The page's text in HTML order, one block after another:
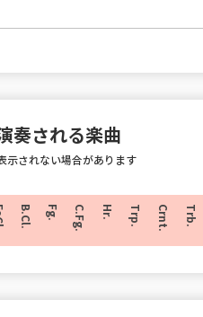
奏される楽曲
示されない場合があります
B.Cl. Fg. C.Fg. Hr. Trp. Crnt. Trb.